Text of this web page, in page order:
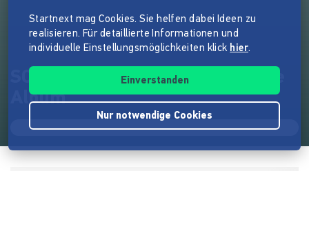
SCHATTENWEBER - Das Zweite
Album
Startnext mag Cookies. Sie helfen dabei Ideen zu
realisieren. Für detaillierte Informationen und
individuelle Einstellungsmöglichkeiten klick hier.
Einverstanden
Nur notwendige Cookies